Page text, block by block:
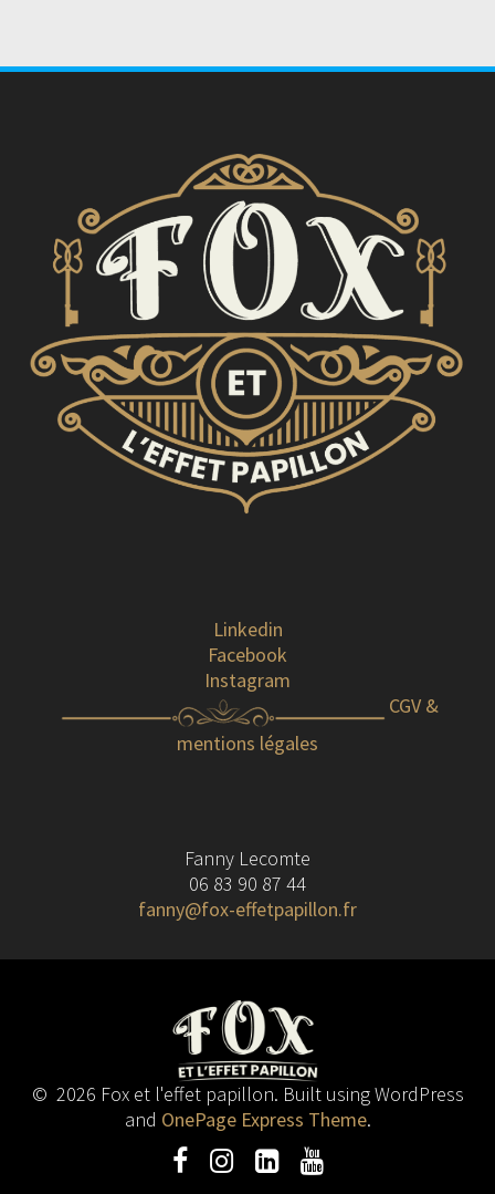
Linkedin
Facebook
Instagram
CGV &
mentions légales
Fanny Lecomte
06 83 90 87 44
fanny@fox-effetpapillon.fr
© 2026 Fox et l'effet papillon. Built using WordPress
and OnePage Express Theme.